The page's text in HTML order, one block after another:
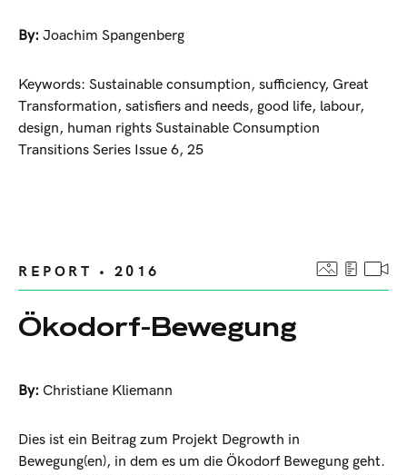
By: Joachim Spangenberg
Keywords: Sustainable consumption, sufficiency, Great
Transformation, satisfiers and needs, good life, labour,
design, human rights Sustainable Consumption
Transitions Series Issue 6, 25
REPORT • 2016
Ökodorf-Bewegung
By: Christiane Kliemann
Dies ist ein Beitrag zum Projekt Degrowth in
Bewegung(en), in dem es um die Ökodorf Bewegung geht.